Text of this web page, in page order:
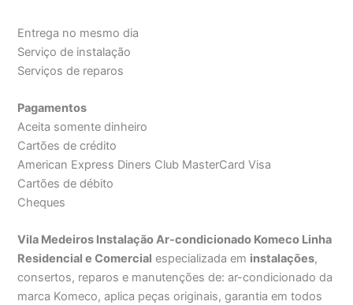
Entrega no mesmo dia
Serviço de instalação
Serviços de reparos
Pagamentos
Aceita somente dinheiro
Cartões de crédito
American Express Diners Club MasterCard Visa
Cartões de débito
Cheques
Vila Medeiros Instalação Ar-condicionado Komeco Linha
Residencial e Comercial especializada em instalações,
consertos, reparos e manutenções de: ar-condicionado da
marca Komeco, aplica peças originais, garantia em todos